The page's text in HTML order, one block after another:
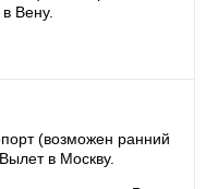
Вену.
(возможен ранний
в Москву.